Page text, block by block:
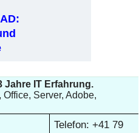
Jahre IT Erfahrung.
Server, Adobe,
Telefon: +41 79